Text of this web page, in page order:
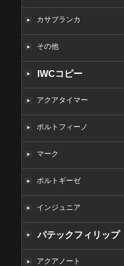
カサブランカ
その他
IWCコピー
アクアタイマー
ポルトフィーノ
マーク
ポルトギーゼ
インジュニア
パテックフィリップ
コピーアクアノート